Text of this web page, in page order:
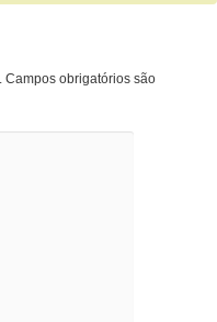
Campos obrigatórios são